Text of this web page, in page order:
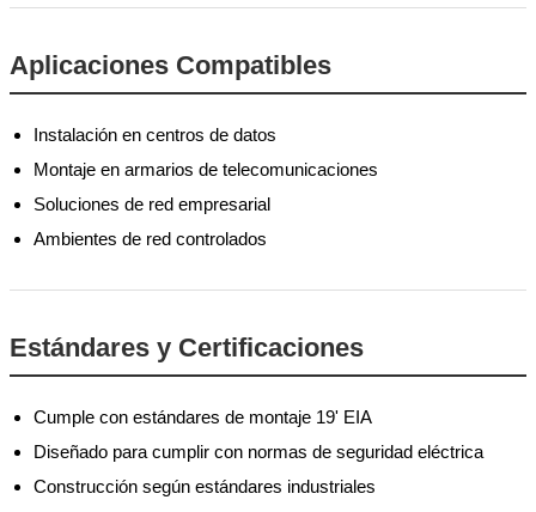
Aplicaciones Compatibles
Instalación en centros de datos
Montaje en armarios de telecomunicaciones
Soluciones de red empresarial
Ambientes de red controlados
Estándares y Certificaciones
Cumple con estándares de montaje 19' EIA
Diseñado para cumplir con normas de seguridad eléctrica
Construcción según estándares industriales